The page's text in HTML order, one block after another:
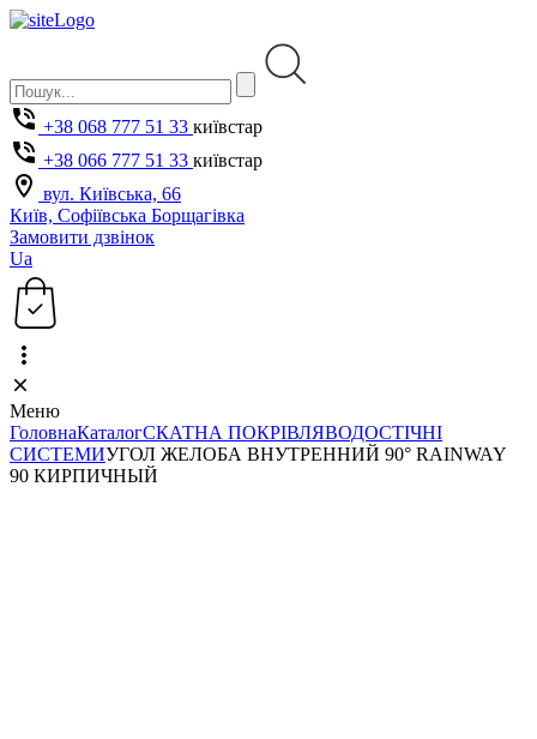
+38 068 777 51 33 київстар
+38 066 777 51 33 київстар
вул. Київська, 66
Київ, Софіївська Борщагівка
Замовити дзвінок
Ua
Меню
ГоловнаКаталогСКАТНА ПОКРІВЛЯВОДОСТІЧНІ
СИСТЕМИУГОЛ ЖЕЛОБА ВНУТРЕННИЙ 90° RAINWAY
90 КИРПИЧНЫЙ